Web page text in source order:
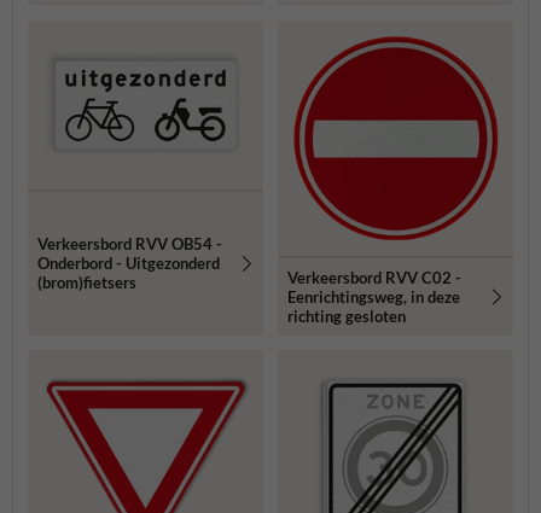
Verkeersbord RVV OB54 -
Onderbord - Uitgezonderd
(brom)fietsers
Verkeersbord RVV C02 -
Eenrichtingsweg, in deze
richting gesloten